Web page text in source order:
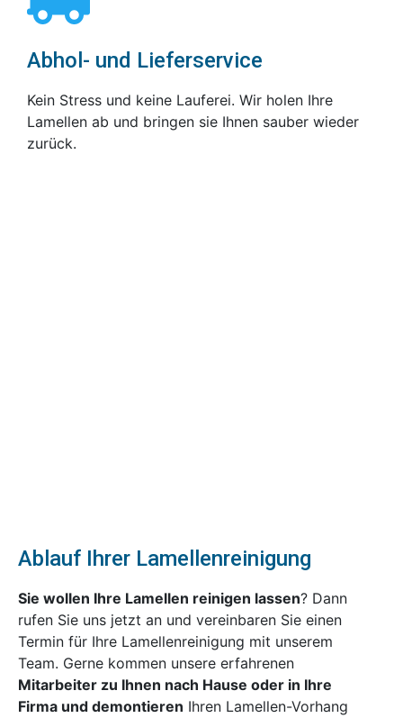
Abhol- und Lieferservice
Kein Stress und keine Lauferei. Wir holen Ihre
Lamellen ab und bringen sie Ihnen sauber wieder
zurück.
Ablauf Ihrer Lamellenreinigung
Sie wollen Ihre Lamellen reinigen lassen? Dann
rufen Sie uns jetzt an und vereinbaren Sie einen
Termin für Ihre Lamellenreinigung mit unserem
Team. Gerne kommen unsere erfahrenen
Mitarbeiter zu Ihnen nach Hause oder in Ihre
Firma und demontieren Ihren Lamellen-Vorhang